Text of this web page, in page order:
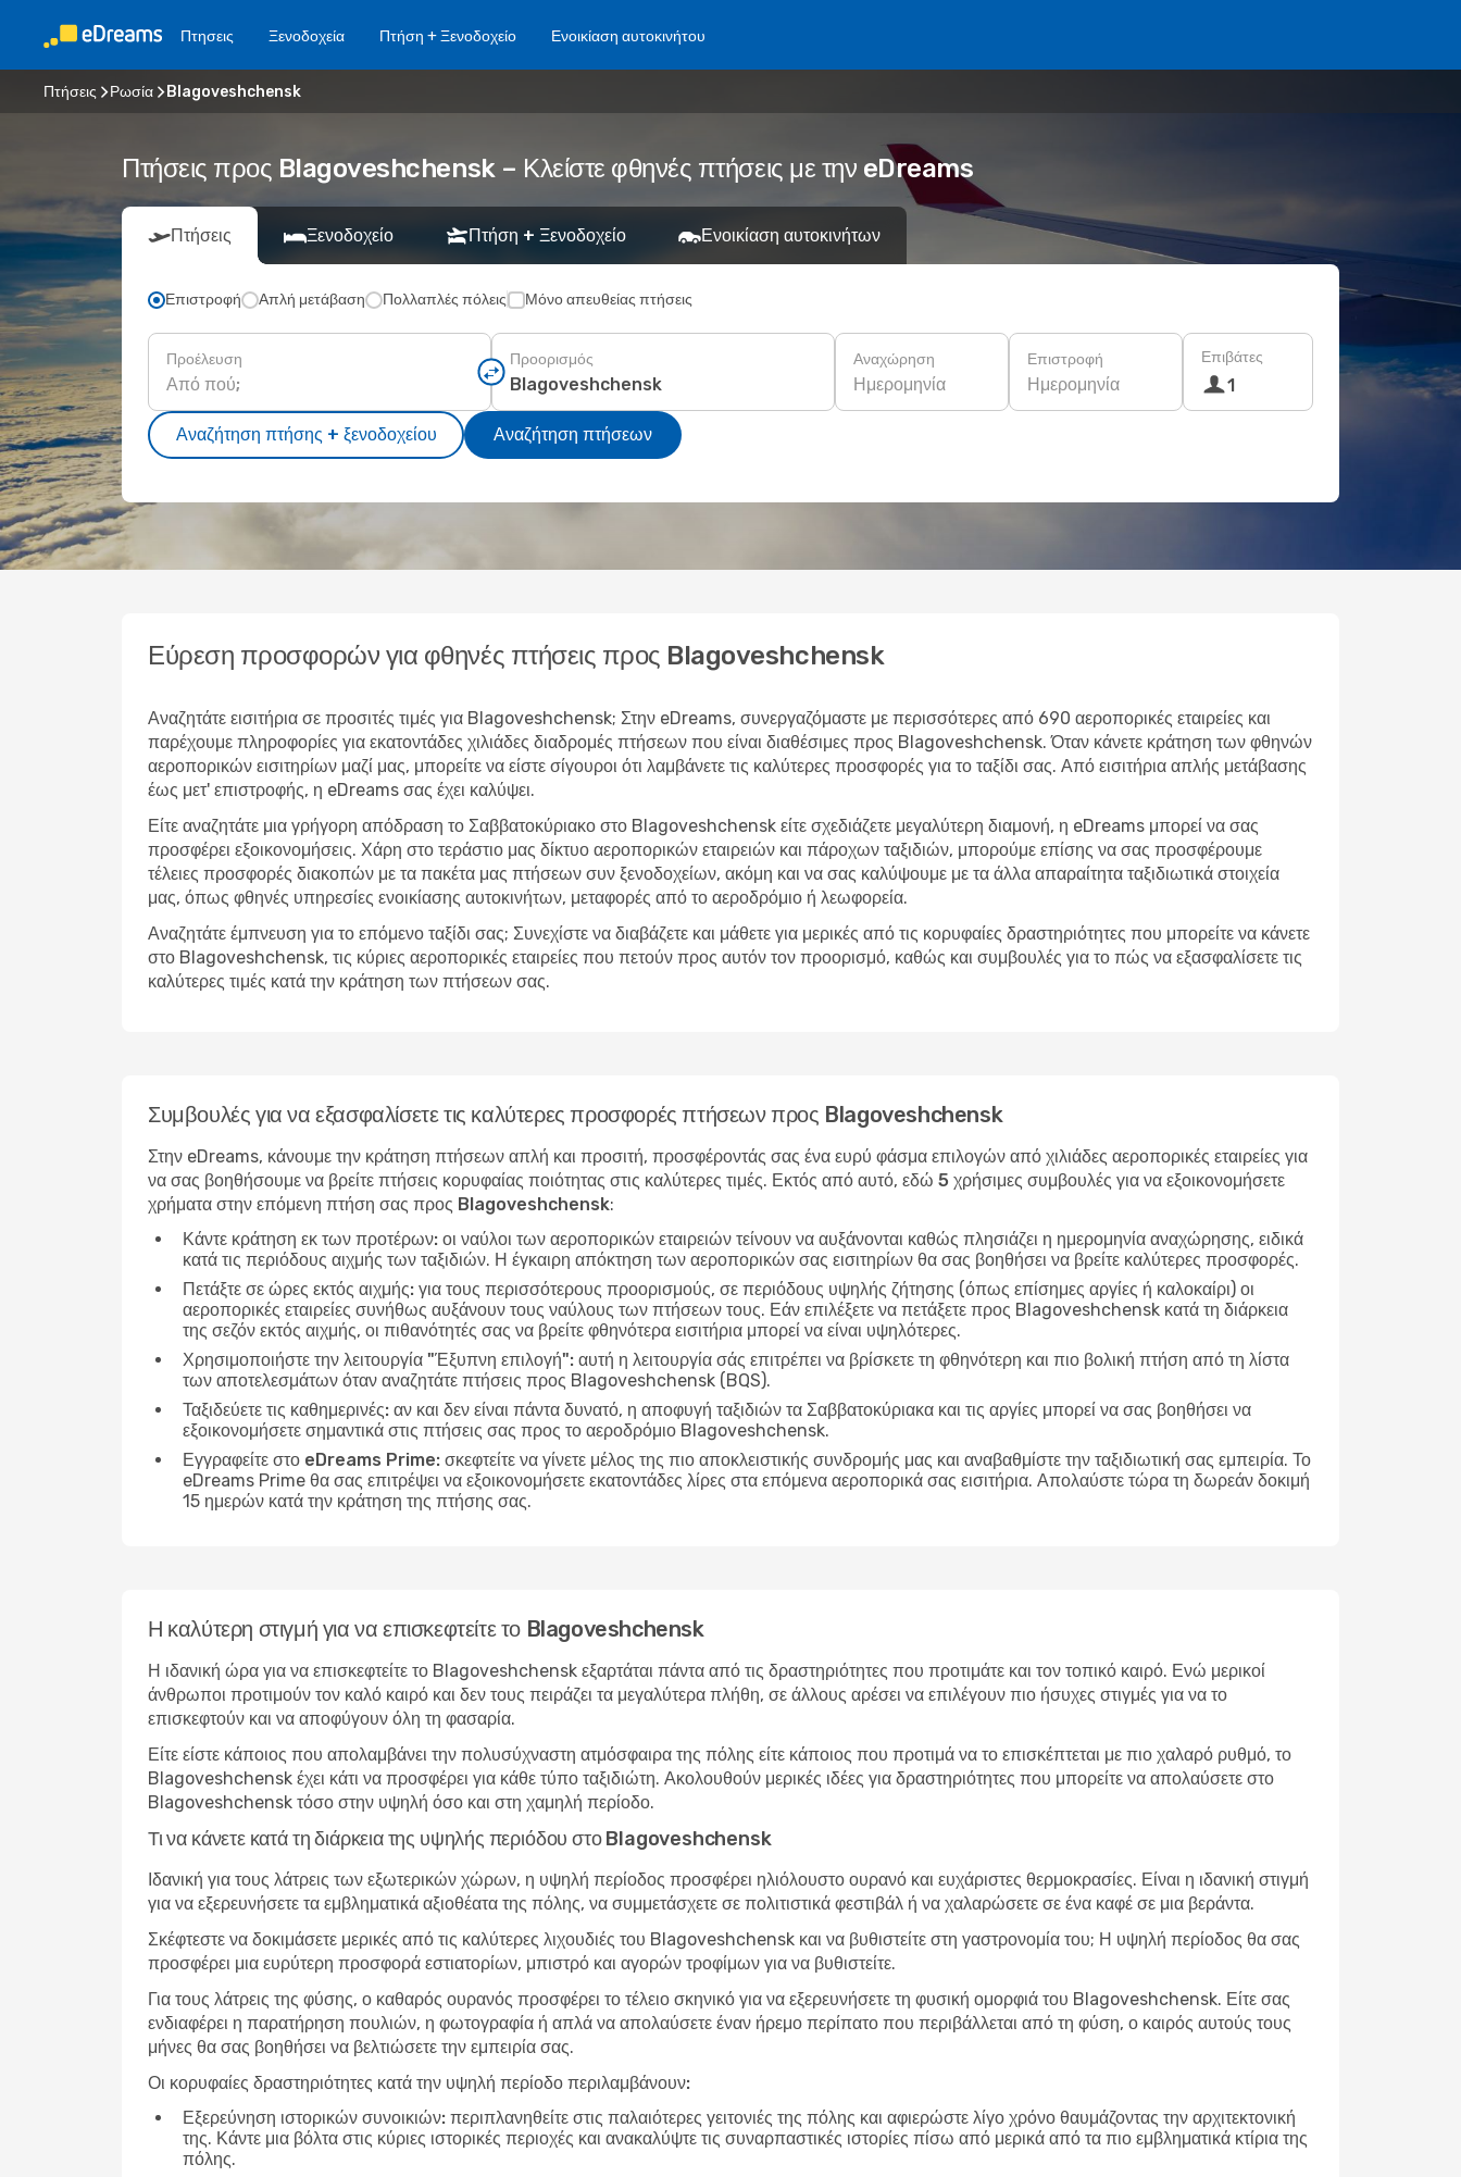
Πτησεις Ξενοδοχεία Πτήση + Ξενοδοχείο Ενοικίαση αυτοκινήτου
Πτήσεις Ρωσία Blagoveshchensk
Πτήσεις προς Blagoveshchensk – Κλείστε φθηνές πτήσεις με την eDreams
Πτήσεις Ξενοδοχείο Πτήση + Ξενοδοχείο Ενοικίαση αυτοκινήτων
Επιστροφή Απλή μετάβαση Πολλαπλές πόλεις Μόνο απευθείας πτήσεις
Προέλευση Προορισμός Αναχώρηση
Ημερομηνία
Επιστροφή
Ημερομηνία
Επιβάτες
1
Αναζήτηση πτήσης + ξενοδοχείου Αναζήτηση πτήσεων
Εύρεση προσφορών για φθηνές πτήσεις προς Blagoveshchensk
Αναζητάτε εισιτήρια σε προσιτές τιμές για Blagoveshchensk; Στην eDreams, συνεργαζόμαστε με περισσότερες από 690 αεροπορικές εταιρείες και
παρέχουμε πληροφορίες για εκατοντάδες χιλιάδες διαδρομές πτήσεων που είναι διαθέσιμες προς Blagoveshchensk. Όταν κάνετε κράτηση των φθηνών
αεροπορικών εισιτηρίων μαζί μας, μπορείτε να είστε σίγουροι ότι λαμβάνετε τις καλύτερες προσφορές για το ταξίδι σας. Από εισιτήρια απλής μετάβασης
έως μετ' επιστροφής, η eDreams σας έχει καλύψει.
Είτε αναζητάτε μια γρήγορη απόδραση το Σαββατοκύριακο στο Blagoveshchensk είτε σχεδιάζετε μεγαλύτερη διαμονή, η eDreams μπορεί να σας
προσφέρει εξοικονομήσεις. Χάρη στο τεράστιο μας δίκτυο αεροπορικών εταιρειών και πάροχων ταξιδιών, μπορούμε επίσης να σας προσφέρουμε
τέλειες προσφορές διακοπών με τα πακέτα μας πτήσεων συν ξενοδοχείων, ακόμη και να σας καλύψουμε με τα άλλα απαραίτητα ταξιδιωτικά στοιχεία
μας, όπως φθηνές υπηρεσίες ενοικίασης αυτοκινήτων, μεταφορές από το αεροδρόμιο ή λεωφορεία.
Αναζητάτε έμπνευση για το επόμενο ταξίδι σας; Συνεχίστε να διαβάζετε και μάθετε για μερικές από τις κορυφαίες δραστηριότητες που μπορείτε να κάνετε
στο Blagoveshchensk, τις κύριες αεροπορικές εταιρείες που πετούν προς αυτόν τον προορισμό, καθώς και συμβουλές για το πώς να εξασφαλίσετε τις
καλύτερες τιμές κατά την κράτηση των πτήσεων σας.
Συμβουλές για να εξασφαλίσετε τις καλύτερες προσφορές πτήσεων προς Blagoveshchensk
Στην eDreams, κάνουμε την κράτηση πτήσεων απλή και προσιτή, προσφέροντάς σας ένα ευρύ φάσμα επιλογών από χιλιάδες αεροπορικές εταιρείες για
να σας βοηθήσουμε να βρείτε πτήσεις κορυφαίας ποιότητας στις καλύτερες τιμές. Εκτός από αυτό, εδώ 5 χρήσιμες συμβουλές για να εξοικονομήσετε
χρήματα στην επόμενη πτήση σας προς Blagoveshchensk:
Κάντε κράτηση εκ των προτέρων: οι ναύλοι των αεροπορικών εταιρειών τείνουν να αυξάνονται καθώς πλησιάζει η ημερομηνία αναχώρησης, ειδικά
κατά τις περιόδους αιχμής των ταξιδιών. Η έγκαιρη απόκτηση των αεροπορικών σας εισιτηρίων θα σας βοηθήσει να βρείτε καλύτερες προσφορές.
Πετάξτε σε ώρες εκτός αιχμής: για τους περισσότερους προορισμούς, σε περιόδους υψηλής ζήτησης (όπως επίσημες αργίες ή καλοκαίρι) οι
αεροπορικές εταιρείες συνήθως αυξάνουν τους ναύλους των πτήσεων τους. Εάν επιλέξετε να πετάξετε προς Blagoveshchensk κατά τη διάρκεια
της σεζόν εκτός αιχμής, οι πιθανότητές σας να βρείτε φθηνότερα εισιτήρια μπορεί να είναι υψηλότερες.
Χρησιμοποιήστε την λειτουργία "Έξυπνη επιλογή": αυτή η λειτουργία σάς επιτρέπει να βρίσκετε τη φθηνότερη και πιο βολική πτήση από τη λίστα
των αποτελεσμάτων όταν αναζητάτε πτήσεις προς Blagoveshchensk (BQS).
Ταξιδεύετε τις καθημερινές: αν και δεν είναι πάντα δυνατό, η αποφυγή ταξιδιών τα Σαββατοκύριακα και τις αργίες μπορεί να σας βοηθήσει να
εξοικονομήσετε σημαντικά στις πτήσεις σας προς το αεροδρόμιο Blagoveshchensk.
Εγγραφείτε στο eDreams Prime: σκεφτείτε να γίνετε μέλος της πιο αποκλειστικής συνδρομής μας και αναβαθμίστε την ταξιδιωτική σας εμπειρία. Το
eDreams Prime θα σας επιτρέψει να εξοικονομήσετε εκατοντάδες λίρες στα επόμενα αεροπορικά σας εισιτήρια. Απολαύστε τώρα τη δωρεάν δοκιμή
15 ημερών κατά την κράτηση της πτήσης σας.
Η καλύτερη στιγμή για να επισκεφτείτε το Blagoveshchensk
Η ιδανική ώρα για να επισκεφτείτε το Blagoveshchensk εξαρτάται πάντα από τις δραστηριότητες που προτιμάτε και τον τοπικό καιρό. Ενώ μερικοί
άνθρωποι προτιμούν τον καλό καιρό και δεν τους πειράζει τα μεγαλύτερα πλήθη, σε άλλους αρέσει να επιλέγουν πιο ήσυχες στιγμές για να το
επισκεφτούν και να αποφύγουν όλη τη φασαρία.
Είτε είστε κάποιος που απολαμβάνει την πολυσύχναστη ατμόσφαιρα της πόλης είτε κάποιος που προτιμά να το επισκέπτεται με πιο χαλαρό ρυθμό, το
Blagoveshchensk έχει κάτι να προσφέρει για κάθε τύπο ταξιδιώτη. Ακολουθούν μερικές ιδέες για δραστηριότητες που μπορείτε να απολαύσετε στο
Blagoveshchensk τόσο στην υψηλή όσο και στη χαμηλή περίοδο.
Τι να κάνετε κατά τη διάρκεια της υψηλής περιόδου στο Blagoveshchensk
Ιδανική για τους λάτρεις των εξωτερικών χώρων, η υψηλή περίοδος προσφέρει ηλιόλουστο ουρανό και ευχάριστες θερμοκρασίες. Είναι η ιδανική στιγμή
για να εξερευνήσετε τα εμβληματικά αξιοθέατα της πόλης, να συμμετάσχετε σε πολιτιστικά φεστιβάλ ή να χαλαρώσετε σε ένα καφέ σε μια βεράντα.
Σκέφτεστε να δοκιμάσετε μερικές από τις καλύτερες λιχουδιές του Blagoveshchensk και να βυθιστείτε στη γαστρονομία του; Η υψηλή περίοδος θα σας
προσφέρει μια ευρύτερη προσφορά εστιατορίων, μπιστρό και αγορών τροφίμων για να βυθιστείτε.
Για τους λάτρεις της φύσης, ο καθαρός ουρανός προσφέρει το τέλειο σκηνικό για να εξερευνήσετε τη φυσική ομορφιά του Blagoveshchensk. Είτε σας
ενδιαφέρει η παρατήρηση πουλιών, η φωτογραφία ή απλά να απολαύσετε έναν ήρεμο περίπατο που περιβάλλεται από τη φύση, ο καιρός αυτούς τους
μήνες θα σας βοηθήσει να βελτιώσετε την εμπειρία σας.
Οι κορυφαίες δραστηριότητες κατά την υψηλή περίοδο περιλαμβάνουν:
Εξερεύνηση ιστορικών συνοικιών: περιπλανηθείτε στις παλαιότερες γειτονιές της πόλης και αφιερώστε λίγο χρόνο θαυμάζοντας την αρχιτεκτονική
της. Κάντε μια βόλτα στις κύριες ιστορικές περιοχές και ανακαλύψτε τις συναρπαστικές ιστορίες πίσω από μερικά από τα πιο εμβληματικά κτίρια της
πόλης.